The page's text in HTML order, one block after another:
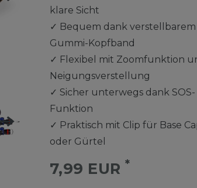
klare Sicht
✓ Bequem dank verstellbarem
Gummi-Kopfband
✓ Flexibel mit Zoomfunktion
Neigungsverstellung
✓ Sicher unterwegs dank SOS-
Funktion
✓ Praktisch mit Clip für Base
oder Gürtel
7,99 EUR*